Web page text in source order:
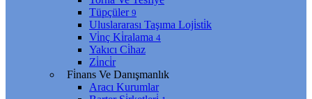
Tüpçüler 9
Uluslararası Taşıma Loji̇sti̇k
Vi̇nç Ki̇ralama 4
Yakıcı Ci̇haz
Zi̇nci̇r
Fi̇nans Ve Danışmanlık
Aracı Kurumlar